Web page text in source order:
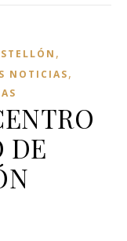
,
NOTICIAS,
DE